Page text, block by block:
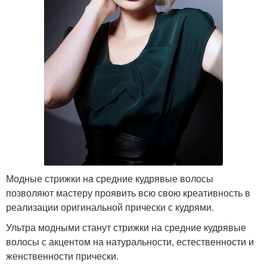
Модные стрижки на средние кудрявые волосы
позволяют мастеру проявить всю свою креативность в
реализации оригинальной прически с кудрями.
Ультра модными станут стрижки на средние кудрявые
волосы с акцентом на натуральности, естественности и
женственности прически.